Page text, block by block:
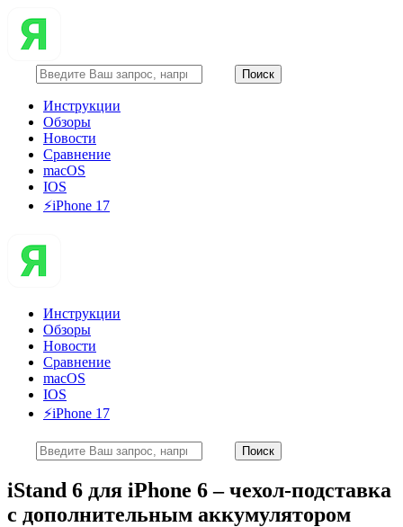
Инструкции
Обзоры
Новости
Сравнение
macOS
IOS
⚡️iPhone 17
Инструкции
Обзоры
Новости
Сравнение
macOS
IOS
⚡️iPhone 17
iStand 6 для iPhone 6 – чехол-подставка
с дополнительным аккумулятором